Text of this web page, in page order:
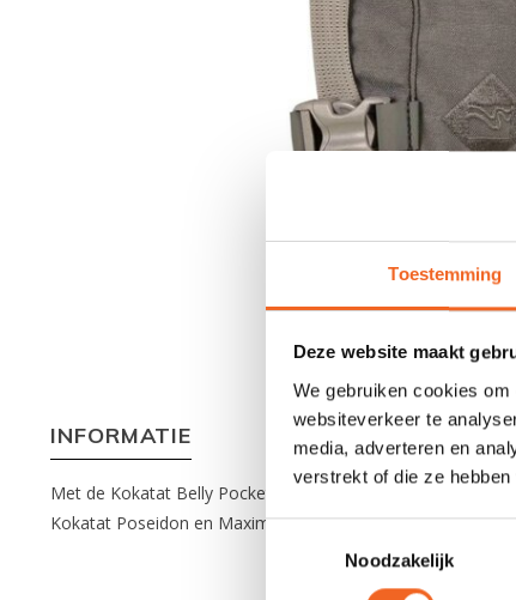
Toestemming
Deze website maakt
We gebruiken cookies
websiteverkeer te
media, adverteren en
verstrekt of die ze
Noodzakelijk
INFORMATIE
Met de Kokatat Belly Pocket creëert u meer opbergruimte
Kokatat Poseidon en Maximus.